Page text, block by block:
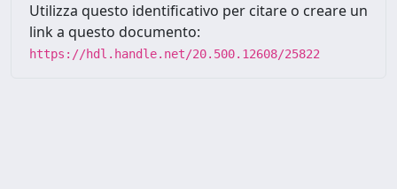
Utilizza questo identificativo per citare o creare un
link a questo documento:
https://hdl.handle.net/20.500.12608/25822